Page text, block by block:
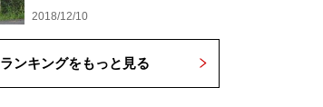
2018/12/10
ランキングをもっと見る